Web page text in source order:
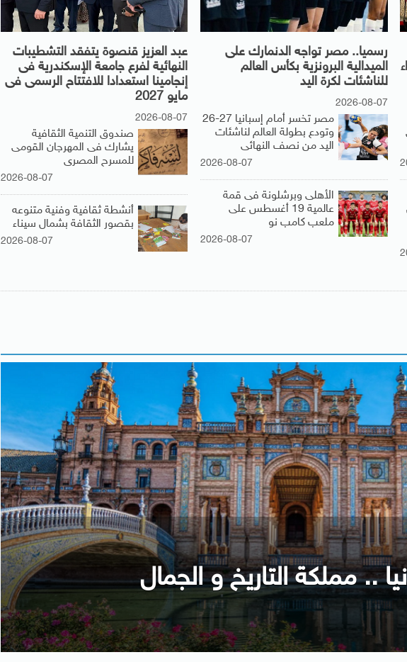
عبد العزيز قنصوة يتفقد التشطيبات
النهائية لفرع جامعة الإسكندرية فى
إنجامينا استعدادا للافتتاح الرسمى فى
مايو 2027
2026-08-07
صندوق التنمية الثقافية
يشارك فى المهرجان القومى
للمسرح المصرى
2026-08-07
أنشطة ثقافية وفنية متنوعه
بقصور الثقافة بشمال سيناء
2026-08-07
رسميا.. مصر تواجه الدنمارك على
الميدالية البرونزية بكأس العالم
للناشئات لكرة اليد
2026-08-07
مصر تخسر أمام إسبانيا 27-26
وتودع بطولة العالم لناشئات
اليد من نصف النهائى
2026-08-07
الأهلى وبرشلونة فى قمة
عالمية 19 أغسطس على
ملعب كامب نو
2026-08-07
.. مملكة التاريخ و الجمال